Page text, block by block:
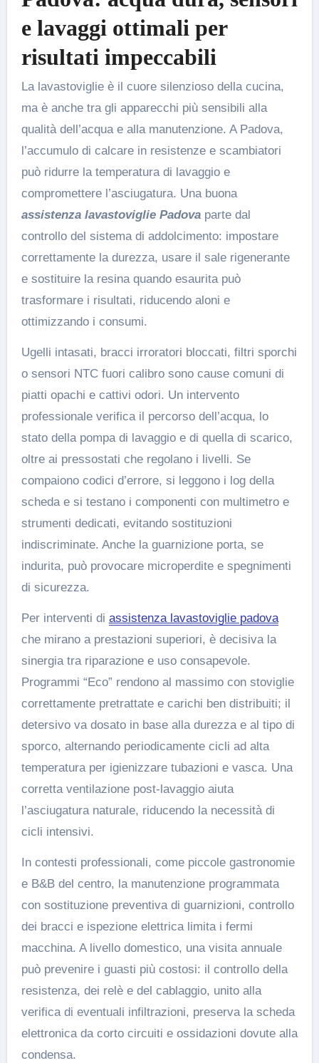
e lavaggi ottimali per
risultati impeccabili
La lavastoviglie è il cuore silenzioso della cucina,
ma è anche tra gli apparecchi più sensibili alla
qualità dell’acqua e alla manutenzione. A Padova,
l’accumulo di calcare in resistenze e scambiatori
può ridurre la temperatura di lavaggio e
compromettere l’asciugatura. Una buona
assistenza lavastoviglie Padovaparte dal
controllo del sistema di addolcimento: impostare
correttamente la durezza, usare il sale rigenerante
e sostituire la resina quando esaurita può
trasformare i risultati, riducendo aloni e
ottimizzando i consumi.
Ugelli intasati, bracci irroratori bloccati, filtri sporchi
o sensori NTC fuori calibro sono cause comuni di
piatti opachi e cattivi odori. Un intervento
professionale verifica il percorso dell’acqua, lo
stato della pompa di lavaggio e di quella di scarico,
oltre ai pressostati che regolano i livelli. Se
compaiono codici d’errore, si leggono i log della
scheda e si testano i componenti con multimetro e
strumenti dedicati, evitando sostituzioni
indiscriminate. Anche la guarnizione porta, se
indurita, può provocare microperdite e spegnimenti
di sicurezza.
Per interventi di assistenza lavastoviglie padova
che mirano a prestazioni superiori, è decisiva la
sinergia tra riparazione e uso consapevole.
Programmi “Eco” rendono al massimo con stoviglie
correttamente pretrattate e carichi ben distribuiti; il
detersivo va dosato in base alla durezza e al tipo di
sporco, alternando periodicamente cicli ad alta
temperatura per igienizzare tubazioni e vasca. Una
corretta ventilazione post-lavaggio aiuta
l’asciugatura naturale, riducendo la necessità di
cicli intensivi.
In contesti professionali, come piccole gastronomie
e B&B del centro, la manutenzione programmata
con sostituzione preventiva di guarnizioni, controllo
dei bracci e ispezione elettrica limita i fermi
macchina. A livello domestico, una visita annuale
può prevenire i guasti più costosi: il controllo della
resistenza, dei relè e del cablaggio, unito alla
verifica di eventuali infiltrazioni, preserva la scheda
elettronica da corto circuiti e ossidazioni dovute alla
condensa.